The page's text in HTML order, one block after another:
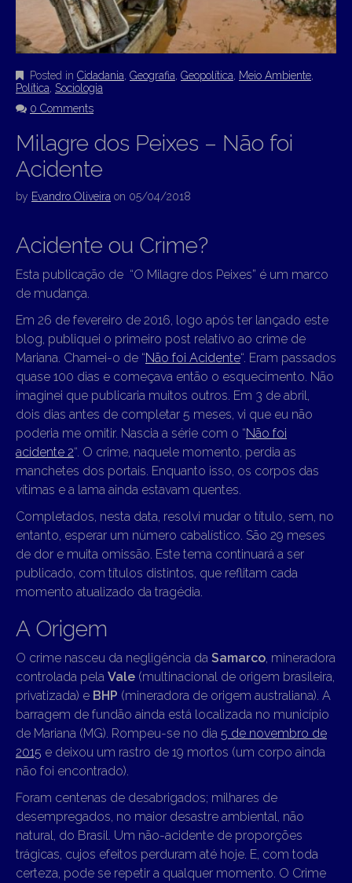
Posted in Cidadania Geografia Geopolítica Meio Ambiente
Política Sociologia
0 Comments
Milagre dos Peixes – Não foi
Acidente
by Evandro Oliveira on 05/04/2018
Acidente ou Crime?
Esta publicação de “O Milagre dos Peixes” é um marco
de mudança.
Em 26 de fevereiro de 2016, logo após ter lançado este
blog, publiquei o primeiro post relativo ao crime de
Mariana. Chamei-o de “Não foi Acidente“. Eram passados
quase 100 dias e começava então o esquecimento. Não
imaginei que publicaria muitos outros. Em 3 de abril,
dois dias antes de completar 5 meses, vi que eu não
poderia me omitir. Nascia a série com o “Não foi
acidente 2“. O crime, naquele momento, perdia as
manchetes dos portais. Enquanto isso, os corpos das
vítimas e a lama ainda estavam quentes.
Completados, nesta data, resolvi mudar o título, sem, no
entanto, esperar um número cabalístico. São 29 meses
de dor e muita omissão. Este tema continuará a ser
publicado, com títulos distintos, que reflitam cada
momento atualizado da tragédia.
A Origem
O crime nasceu da negligência da Samarco , mineradora
controlada pela Vale (multinacional de origem brasileira,
privatizada) e BHP (mineradora de origem australiana). A
barragem de fundão ainda está localizada no município
de Mariana (MG). Rompeu-se no dia 5 de novembro de
2015 e deixou um rastro de 19 mortos (um corpo ainda
não foi encontrado).
Foram centenas de desabrigados; milhares de
desempregados, no maior desastre ambiental, não
natural, do Brasil. Um não-acidente de proporções
trágicas, cujos efeitos perduram até hoje. E, com toda
certeza, pode se repetir a qualquer momento. O Crime